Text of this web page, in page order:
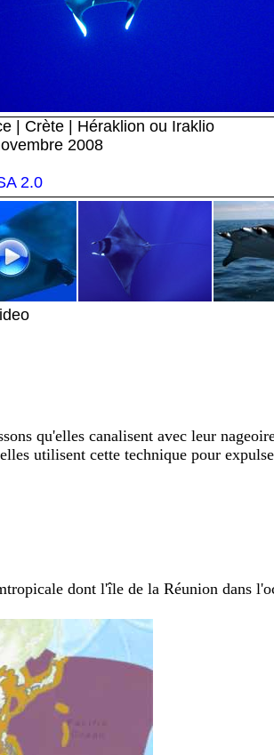
| Crète | Héraklion ou Iraklio
2008
2.0
qu'elles canalisent avec leur
utilisent cette technique pour
dont l'île de la Réunion dans